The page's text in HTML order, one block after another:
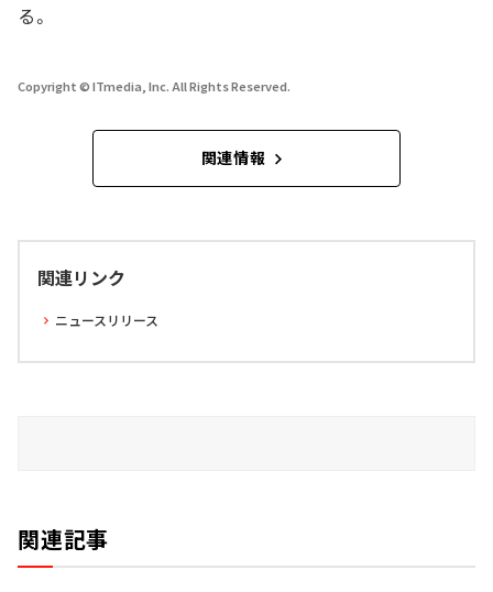
る。
Copyright © ITmedia, Inc. All Rights Reserved.
関連情報
関連リンク
ニュースリリース
関連記事